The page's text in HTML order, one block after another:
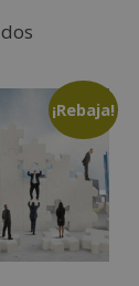
¡Rebaja!